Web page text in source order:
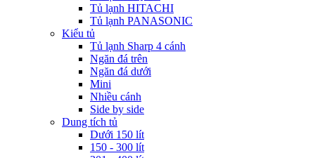
Tủ lạnh HITACHI
Tủ lạnh PANASONIC
Kiểu tủ
Tủ lạnh Sharp 4 cánh
Ngăn đá trên
Ngăn đá dưới
Mini
Nhiều cánh
Side by side
Dung tích tủ
Dưới 150 lít
150 - 300 lít